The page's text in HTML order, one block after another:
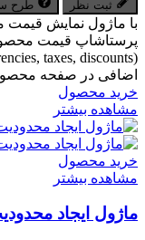
ثبت نظر طرح
با ماژول نمایش قیمت
اضافی در صفحه
خرید محصول
مشاهده بیشتر
خرید محصول
مشاهده بیشتر
ماژول ایجاد